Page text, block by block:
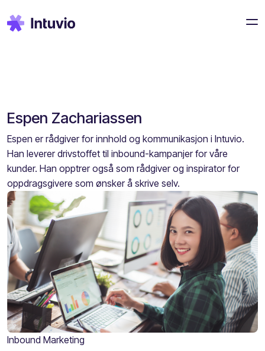
Espen Zachariassen
Espen er rådgiver for innhold og kommunikasjon i Intuvio.
Han leverer drivstoffet til inbound-kampanjer for våre
kunder. Han opptrer også som rådgiver og inspirator for
oppdragsgivere som ønsker å skrive selv.
Inbound Marketing